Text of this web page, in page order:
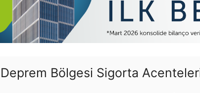
Deprem Bölgesi Sigorta